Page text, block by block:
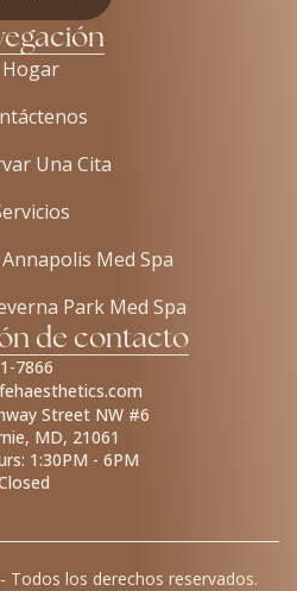
Hogar
Una Cita
Med Spa
Park Med Spa
de contacto
7866
Street NW #6
MD, 21061
1:30PM - 6PM
Todos los derechos reservados.